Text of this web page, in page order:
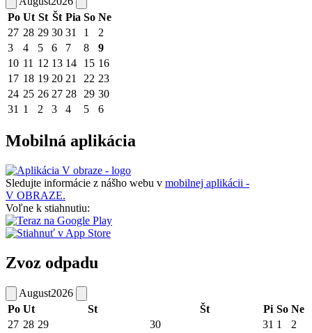
Po Ut St Št Pia So Ne
27 28 29 30 31 1
2
3
4 5 6 7 8
9
10 11 12 13 14 15 16
17 18 19 20 21 22 23
24 25 26 27 28 29 30
31 1 2 3 4 5 6
Mobilná aplikácia
Sledujte informácie z nášho webu v mobilnej aplikácii -
V OBRAZE.
Voľne k stiahnutiu:
Zvoz odpadu
August2026
Po Ut St Št Pi So Ne
27 28 29 30 31 1 2